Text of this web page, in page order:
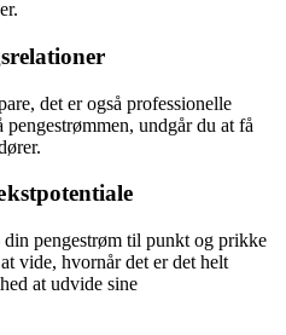
det er også professionelle
undgår du at få
pengestrøm til punkt og prikke
vide, hvornår det er det helt
at udvide sine